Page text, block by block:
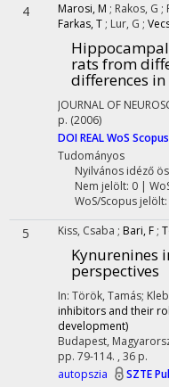
4 Marosi, M ; Rakos, G ;
Farkas, T ; Lur, G ;
rats from
differences
JOURNAL OF
p. (2006)
DOIREALWoS Scopus
Tudományos
Nyilvános idéző
Nem jelölt: 0 |
WoS/Scopus
5 Kiss, Csaba ; Bari, F ;
Kynurenines
perspectives
In: Török, Tamás;
inhibitors and their
development)
Budapest,
pp. 79-114. , 36 p.
autopszia
SZTE